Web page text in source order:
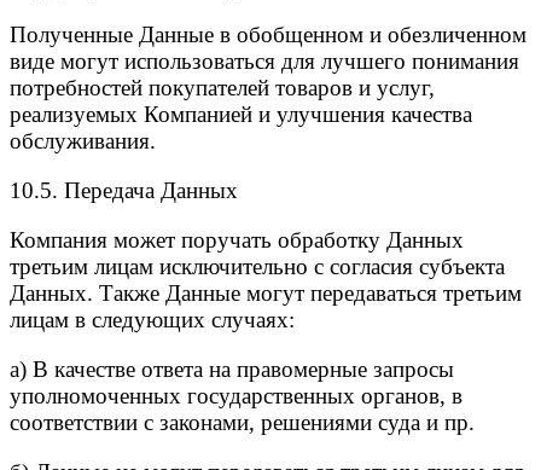
Полученные Данные в обобщенном и обезличенном
виде могут использоваться для лучшего понимания
потребностей покупателей товаров и услуг,
реализуемых Компанией и улучшения качества
обслуживания.
10.5. Передача Данных
Компания может поручать обработку Данных
третьим лицам исключительно с согласия субъекта
Данных. Также Данные могут передаваться третьим
лицам в следующих случаях:
а) B качестве ответа на правомерные запросы
уполномоченных государственных органов, в
соответствии с законами, решениями суда и пр.